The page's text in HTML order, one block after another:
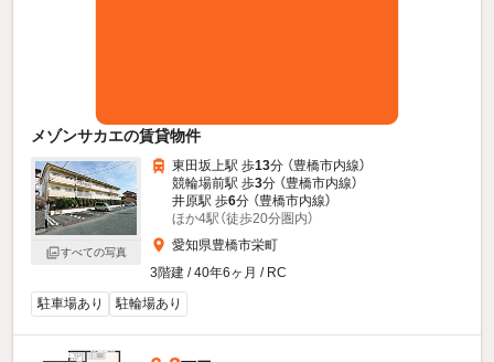
メゾンサカエの賃貸物件
すべての写真
東田坂上駅 歩13分 （豊橋市内線）
競輪場前駅 歩3分 （豊橋市内線）
井原駅 歩6分 （豊橋市内線）
ほか4駅（徒歩20分圏内）
愛知県豊橋市栄町
3階建 / 40年6ヶ月 / RC
駐車場あり
駐輪場あり